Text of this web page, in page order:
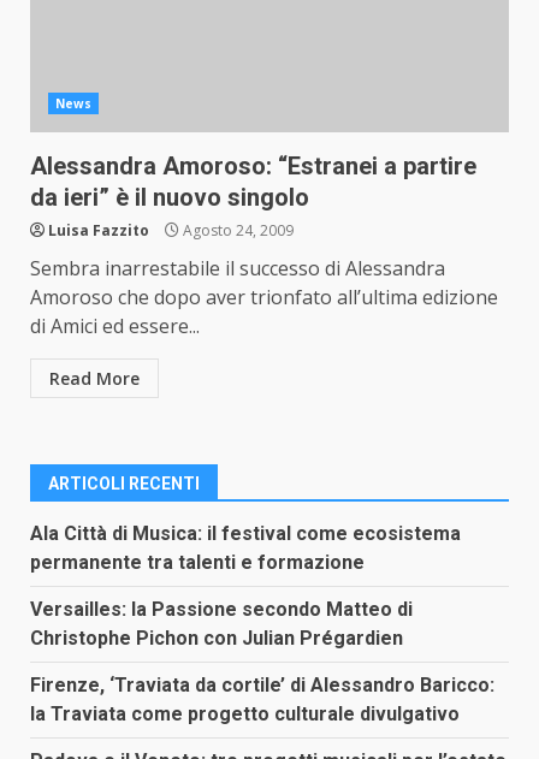
News
Alessandra Amoroso: “Estranei a partire
da ieri” è il nuovo singolo
Luisa Fazzito Agosto 24, 2009
Sembra inarrestabile il successo di Alessandra
Amoroso che dopo aver trionfato all’ultima edizione
di Amici ed essere...
Read More
ARTICOLI RECENTI
Ala Città di Musica: il festival come ecosistema
permanente tra talenti e formazione
Versailles: la Passione secondo Matteo di
Christophe Pichon con Julian Prégardien
Firenze, ‘Traviata da cortile’ di Alessandro Baricco:
la Traviata come progetto culturale divulgativo